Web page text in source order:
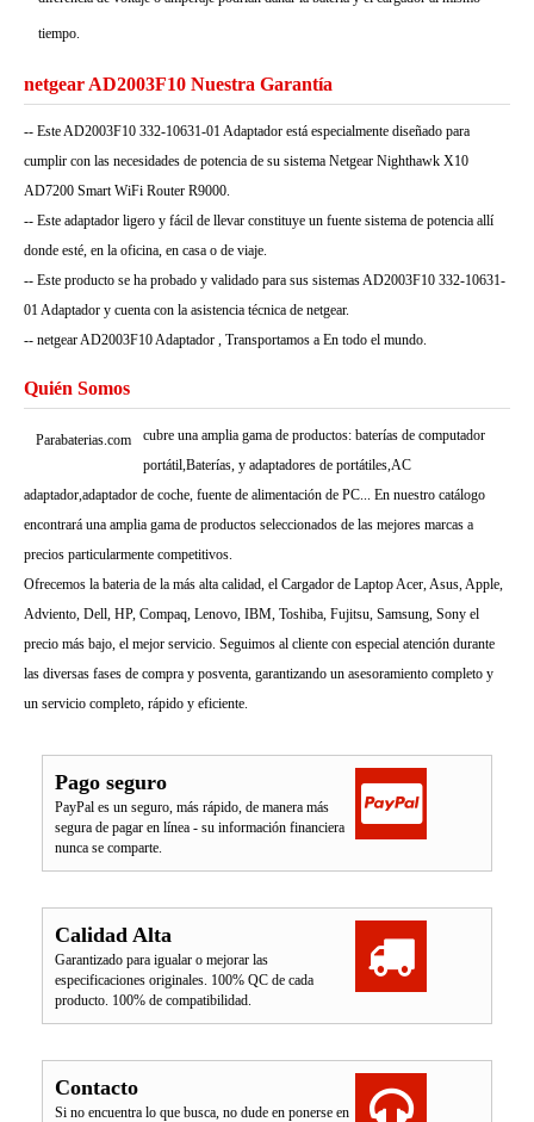
tiempo.
netgear AD2003F10 Nuestra Garantía
-- Este AD2003F10 332-10631-01 Adaptador está especialmente diseñado para
cumplir con las necesidades de potencia de su sistema Netgear Nighthawk X10
AD7200 Smart WiFi Router R9000.
-- Este adaptador ligero y fácil de llevar constituye un fuente sistema de potencia allí
donde esté, en la oficina, en casa o de viaje.
-- Este producto se ha probado y validado para sus sistemas AD2003F10 332-10631-
01 Adaptador y cuenta con la asistencia técnica de netgear.
-- netgear AD2003F10 Adaptador , Transportamos a En todo el mundo.
Quién Somos
Parabaterias.com
cubre una amplia gama de productos: baterías de computador
portátil,Baterías, y adaptadores de portátiles,AC
adaptador,adaptador de coche, fuente de alimentación de PC... En nuestro catálogo
encontrará una amplia gama de productos seleccionados de las mejores marcas a
precios particularmente competitivos.
Ofrecemos la bateria de la más alta calidad, el Cargador de Laptop Acer, Asus, Apple,
Adviento, Dell, HP, Compaq, Lenovo, IBM, Toshiba, Fujitsu, Samsung, Sony el
precio más bajo, el mejor servicio. Seguimos al cliente con especial atención durante
las diversas fases de compra y posventa, garantizando un asesoramiento completo y
un servicio completo, rápido y eficiente.
Pago seguro
PayPal es un seguro, más rápido, de manera más
segura de pagar en línea - su información financiera
nunca se comparte.
Calidad Alta
Garantizado para igualar o mejorar las
especificaciones originales. 100% QC de cada
producto. 100% de compatibilidad.
Contacto
Si no encuentra lo que busca, no dude en ponerse en